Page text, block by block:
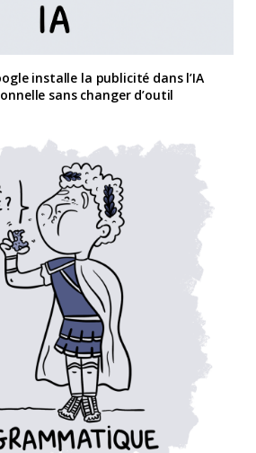
installe la publicité dans l’IA
sans changer d’outil